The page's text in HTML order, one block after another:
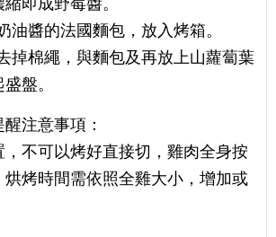
油醬的法國麵包，放入烤箱。
掉棉繩，與麵包及再放上山蘿蔔葉
盤。
注意事項：
不可以烤好直接切，雞肉全身按
烘烤時間需依照全雞大小，增加或